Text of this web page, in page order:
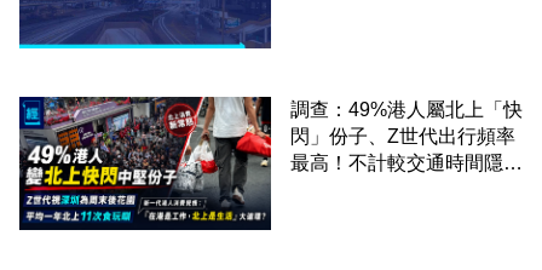
調查：49%港人屬北上「快
閃」份子、Z世代出行頻率
最高！不計較交通時間隱形